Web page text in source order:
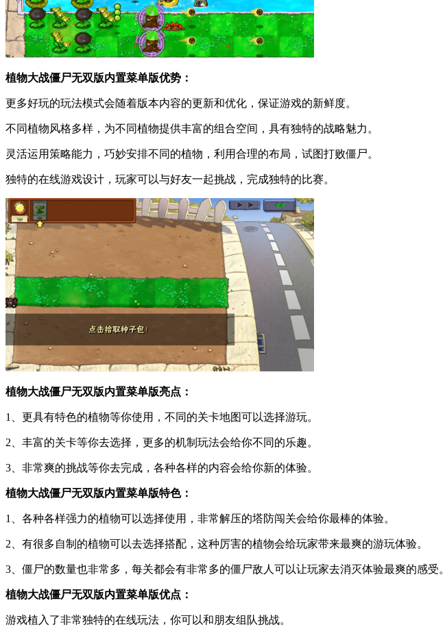
植物大战僵尸无双版内置菜单版优势：
更多好玩的玩法模式会随着版本内容的更新和优化，保证游戏的新鲜度。
不同植物风格多样，为不同植物提供丰富的组合空间，具有独特的战略魅力。
灵活运用策略能力，巧妙安排不同的植物，利用合理的布局，试图打败僵尸。
独特的在线游戏设计，玩家可以与好友一起挑战，完成独特的比赛。
植物大战僵尸无双版内置菜单版亮点：
1、更具有特色的植物等你使用，不同的关卡地图可以选择游玩。
2、丰富的关卡等你去选择，更多的机制玩法会给你不同的乐趣。
3、非常爽的挑战等你去完成，各种各样的内容会给你新的体验。
植物大战僵尸无双版内置菜单版特色：
1、各种各样强力的植物可以选择使用，非常解压的塔防闯关会给你最棒的体验。
2、有很多自制的植物可以去选择搭配，这种厉害的植物会给玩家带来最爽的游玩体验。
3、僵尸的数量也非常多，每关都会有非常多的僵尸敌人可以让玩家去消灭体验最爽的感受。
植物大战僵尸无双版内置菜单版优点：
游戏植入了非常独特的在线玩法，你可以和朋友组队挑战。